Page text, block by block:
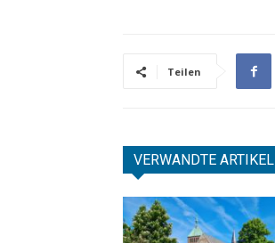
Teilen
VERWANDTE ARTIKEL